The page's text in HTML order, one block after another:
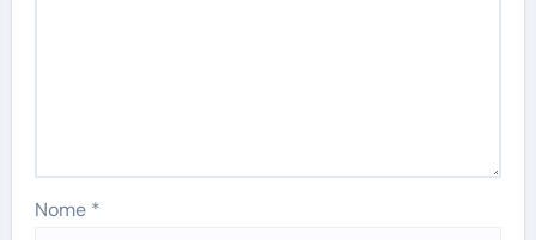
Nome *